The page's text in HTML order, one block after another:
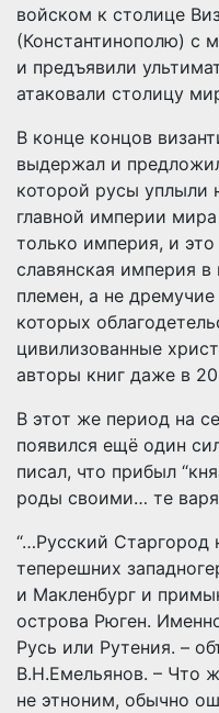
войском к столице
(Константинополю) с
и предъявили
атаковали столицу
В конце концов
выдержал и
которой русы уплыли
главной империи
только империя, и
славянская империя
племен, а не
которых
цивилизованные
авторы книг даже в
В этот же период на
появился ещё один
писал, что прибыл
роды своими… те
“…Русский Старгород
теперешних
и Макленбург и
острова Рюген.
Русь или Рутения. –
В.Н.Емельянов. – Что
не этноним, обычно